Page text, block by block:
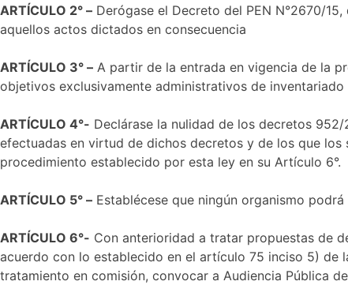
ARTÍCULO 2° – Derógase el Decreto del PEN N°2670/
aquellos actos dictados en consecuencia
ARTÍCULO 3° – A partir de la entrada en vigencia de la
objetivos exclusivamente administrativos de
ARTÍCULO 4°- Declárase la nulidad de los decretos 952/
efectuadas en virtud de dichos decretos y de los que
procedimiento establecido por esta ley en su Artículo 6°.
ARTÍCULO 5° – Establécese que ningún organismo
ARTÍCULO 6°- Con anterioridad a tratar propuestas de
acuerdo con lo establecido en el artículo 75 inciso 5) de
tratamiento en comisión, convocar a Audiencia Pública